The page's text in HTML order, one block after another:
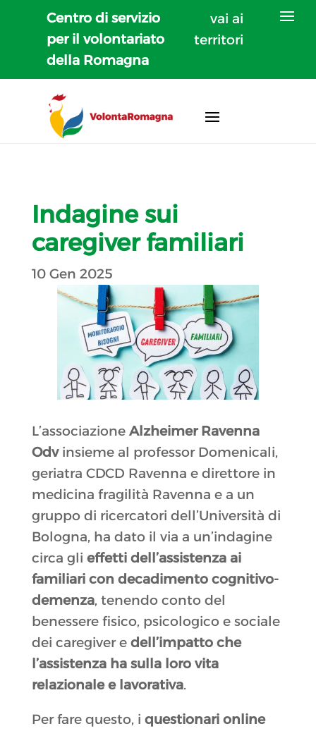
Centro di servizio
per il volontariato
della Romagna
vai ai
territori
Indagine sui
caregiver familiari
10 Gen 2025
L’associazione Alzheimer Ravenna
Odvinsieme al professor Domenicali,
geriatra CDCD Ravenna e direttore in
medicina fragilità Ravenna e a un
gruppo di ricercatori dell’Università di
Bologna, ha dato il via a un’indagine
circa gli effetti dell’assistenza ai
familiari con decadimento cognitivo-
demenza, tenendo conto del
benessere fisico, psicologico e sociale
dei caregiver e dell’impatto che
l’assistenza ha sulla loro vita
relazionale e lavorativa.
Per fare questo, i questionari online